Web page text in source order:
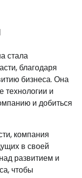
стала
благодаря
бизнеса. Она
технологии и
и добиться
компания
в своей
развитием и
чтобы